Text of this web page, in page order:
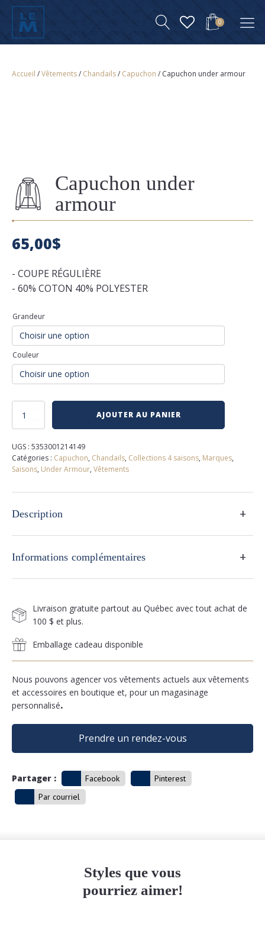
0
Accueil /Vêtements/ Chandails/ Capuchon / Capuchon under armour
Capuchon under
armour
65,00$
- COUPE RÉGULIÈRE
- 60% COTON 40% POLYESTER
Grandeur
Couleur
quantité
under
armour
AJOUTER AU PANIER
UGS : 5353001214149
Catégories : Capuchon, Chandails, Collections 4 saisons, Marques,
Saisons, Under Armour, Vêtements
Description +
Informations complémentaires +
Livraison gratuite partout au Québec avec tout achat de
100 $ et plus.
Emballage cadeau disponible
Nous pouvons agencer vos vêtements actuels aux vêtements
et accessoires en boutique et, pour un magasinage
personnalisé.
Prendre un rendez-vous
Partager : Facebook
Pinterest
Par courriel
Styles que vous
pourriez aimer!